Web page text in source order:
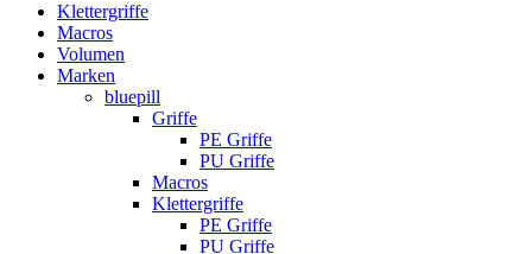
Klettergriffe
Macros
Volumen
Marken
bluepill
Griffe
PE Griffe
PU Griffe
Macros
Klettergriffe
PE Griffe
PU Griffe